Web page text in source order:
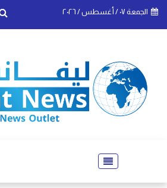
الجمعة ٠٧ / أغسطس / ٢٠٢٦